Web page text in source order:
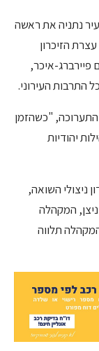
בשעה 20:00, תרכין העיר נתניה את ראשה
הזיכרון
פיירברג-איכר,
התרבות העירוני.
התערוכה, "כשהזמן
יהודיות
ניצולי השואה,
המקהלה
תלווה